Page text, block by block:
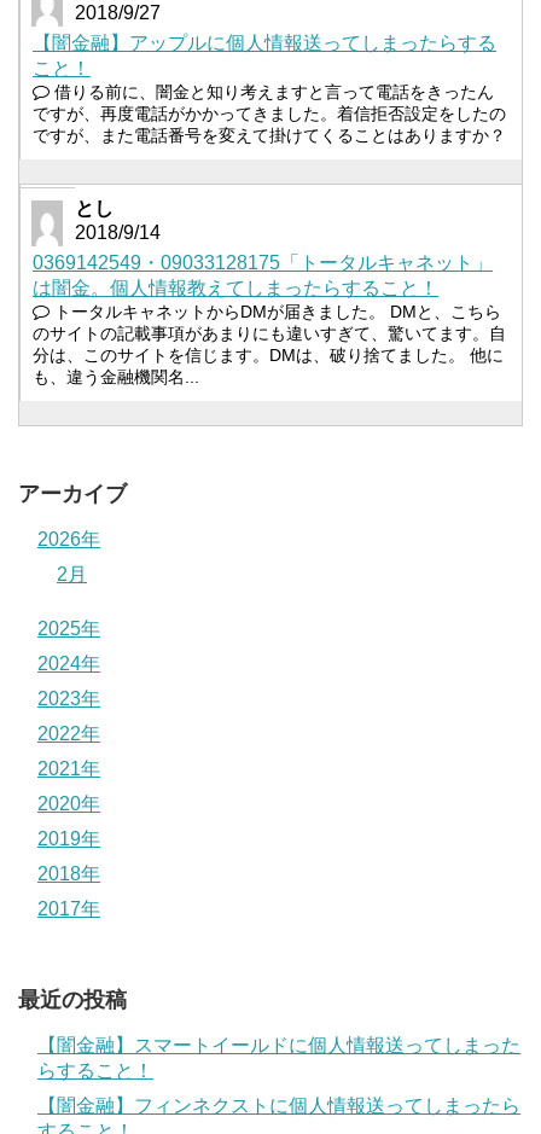
2018/9/27
【闇金融】アップルに個人情報送ってしまったらする
こと！
借りる前に、闇金と知り考えますと言って電話をきったん
ですが、再度電話がかかってきました。着信拒否設定をしたの
ですが、また電話番号を変えて掛けてくることはありますか？
とし
2018/9/14
0369142549・09033128175「トータルキャネット」
は闇金。個人情報教えてしまったらすること！
トータルキャネットからDMが届きました。 DMと、こちら
のサイトの記載事項があまりにも違いすぎて、驚いてます。自
分は、このサイトを信じます。DMは、破り捨てました。 他に
も、違う金融機関名...
アーカイブ
2026年
2月
2025年
2024年
2023年
2022年
2021年
2020年
2019年
2018年
2017年
最近の投稿
【闇金融】スマートイールドに個人情報送ってしまった
らすること！
【闇金融】フィンネクストに個人情報送ってしまったら